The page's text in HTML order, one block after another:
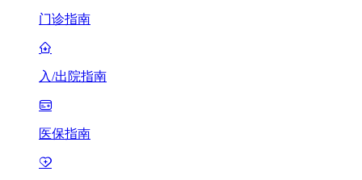
门诊指南
入/出院指南
医保指南